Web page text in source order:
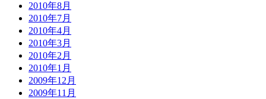
2010年8月
2010年7月
2010年4月
2010年3月
2010年2月
2010年1月
2009年12月
2009年11月